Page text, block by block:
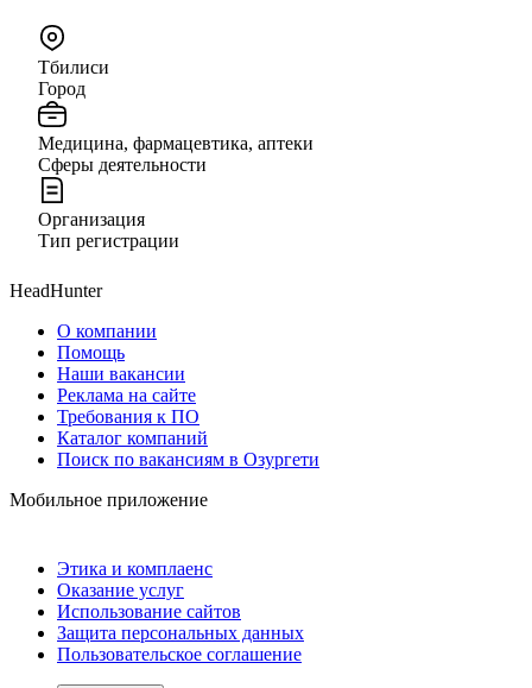
Тбилиси
Город
Медицина, фармацевтика, аптеки
Сферы деятельности
Организация
Тип регистрации
HeadHunter
О компании
Помощь
Наши вакансии
Реклама на сайте
Требования к ПО
Каталог компаний
Поиск по вакансиям в Озургети
Мобильное приложение
Этика и комплаенс
Оказание услуг
Использование сайтов
Защита персональных данных
Пользовательское соглашение